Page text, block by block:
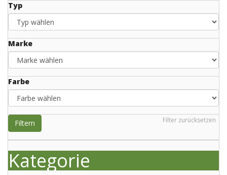
Typ
Marke
Farbe
Filter zurücksetzen
Filtern
Kategorie